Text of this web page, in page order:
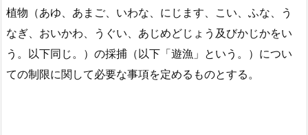
植物（あゆ、あまご、いわな、にじます、こい、ふな、う
なぎ、おいかわ、うぐい、あじめどじょう及びかじかをい
う。以下同じ。）の採捕（以下「遊漁」という。）につい
ての制限に関して必要な事項を定めるものとする。